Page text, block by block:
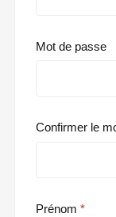
Mot de passe
Confirmer le
Prénom